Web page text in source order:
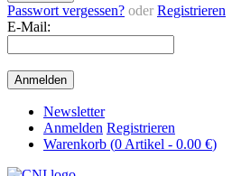
Passwort vergessen? oder Registrieren
E-Mail:
Newsletter
Anmelden Registrieren
Warenkorb (0 Artikel - 0.00 €)